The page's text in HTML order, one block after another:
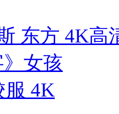
东方 4K高